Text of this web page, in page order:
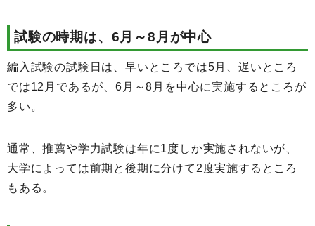
試験の時期は、6月～8月が中心
編入試験の試験日は、早いところでは5月、遅いところ
では12月であるが、6月～8月を中心に実施するところが
多い。
通常、推薦や学力試験は年に1度しか実施されないが、
大学によっては前期と後期に分けて2度実施するところ
もある。